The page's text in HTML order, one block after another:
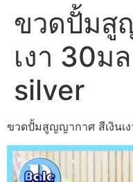
ขวดปั้มสู
เงา 30ม
silver
ขวดปั้มสูญญากาศ สีเงินเ